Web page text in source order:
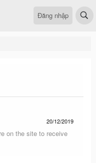
Đăng nhập
20/12/2019
on the site to receive